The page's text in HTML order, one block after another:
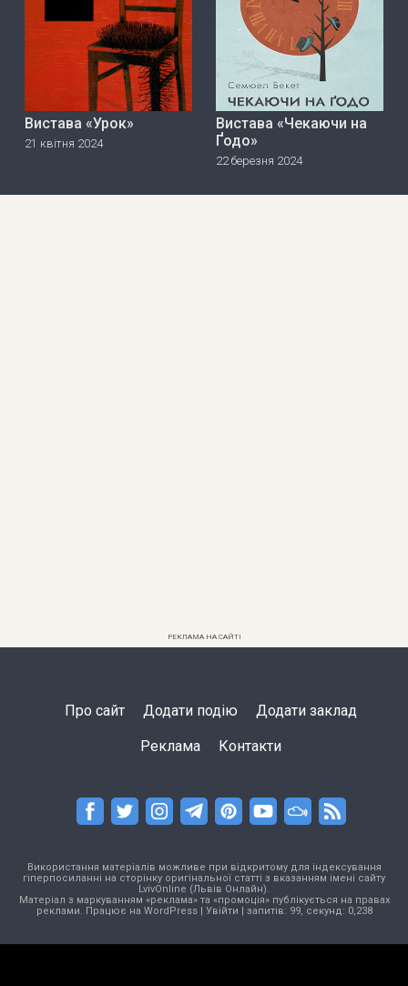
Вистава «Урок»
21 квітня 2024
Вистава «Чекаючи на
Ґодо»
22 березня 2024
РЕКЛАМА НА САЙТІ
Про сайт Додати подію Додати заклад
Реклама Контакти
Використання матеріалів можливе при відкритому для індексування
гіперпосиланні на сторінку оригінальної статті з вказанням імені сайту
LvivOnline (Львів Онлайн).
Матеріал з маркуванням «реклама» та «промоція» публікується на правах
реклами. Працює на WordPress| Увійти | запитів: 99, секунд: 0,238